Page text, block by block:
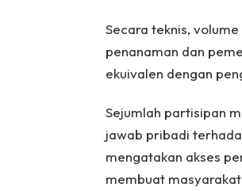
Secara teknis,
penanaman dan
ekuivalen dengan
Sejumlah partisipan
jawab pribadi
mengatakan akses
membuat